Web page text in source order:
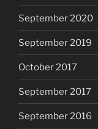
September 2020
September 2019
October 2017
September 2017
September 2016